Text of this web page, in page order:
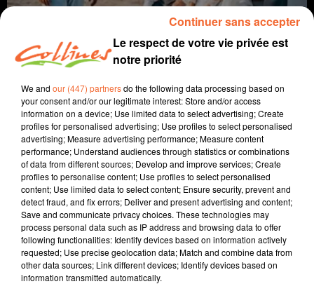
coup de coeur cinéma
22 octobre 2025 - 1 min 40 sec
UN SIMPLE ACCIDENT
David Puaud
Coup de coeur cinéma
Chaque mercredi, dans notre Actu Ciné à 17h15,
Morgan Rassinoux, programmateur au Fauteuil Rouge
Le respect de votre vie privée est
notre priorité
We and our (447) partnersdo the following data processing based on
your consent and/or our legitimate interest: Store and/or access
information on a device; Use limited data to select advertising; Create
profiles for personalised advertising; Use profiles to select personalised
advertising; Measure advertising performance; Measure content
performance; Understand audiences through statistics or combinations
of data from different sources; Develop and improve services; Create
profiles to personalise content; Use profiles to select personalised
content; Use limited data to select content; Ensure security, prevent and
detect fraud, and fix errors; Deliver and present advertising and content;
Save and communicate privacy choices. These technologies may
process personal data such as IP address and browsing data to offer
following functionalities: Identify devices based on information actively
requested; Use precise geolocation data; Match and combine data from
other data sources; Link different devices; Identify devices based on
information transmitted automatically.
Continuer sans accepter